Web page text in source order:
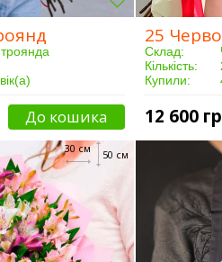
До кошика
25
Склад:
Кількість:
Купили:
12 600
50 см
30 см